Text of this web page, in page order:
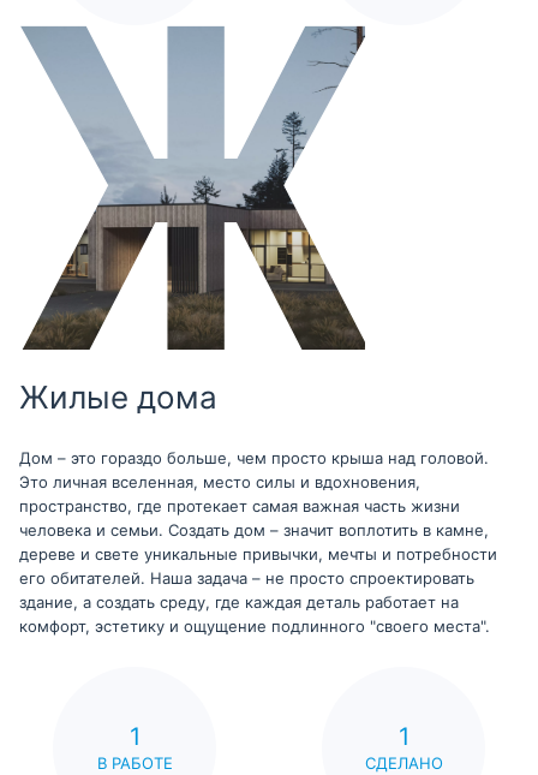
Жилые дома
Дом – это гораздо больше, чем просто крыша над головой.
Это личная вселенная, место силы и вдохновения,
пространство, где протекает самая важная часть жизни
человека и семьи. Создать дом – значит воплотить в камне,
дереве и свете уникальные привычки, мечты и потребности
его обитателей. Наша задача – не просто спроектировать
здание, а создать среду, где каждая деталь работает на
комфорт, эстетику и ощущение подлинного "своего места".
1
В РАБОТЕ
1
СДЕЛАНО